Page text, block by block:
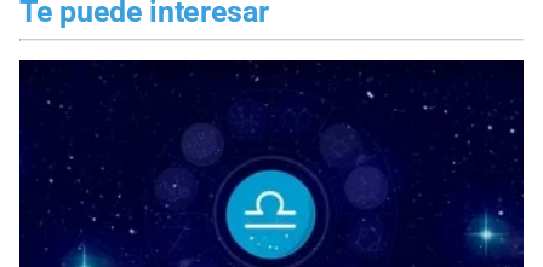
Te puede interesar